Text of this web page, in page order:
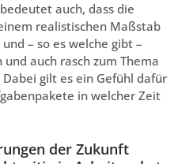
auch, dass die
realistischen Maßstab
– so es welche gibt –
auch rasch zum Thema
gilt es ein Gefühl dafür
in welcher Zeit
der Zukunft